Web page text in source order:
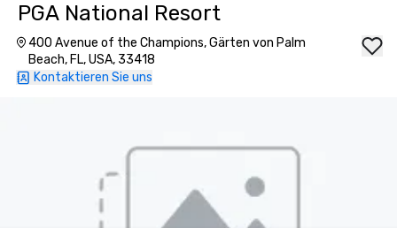
PGA National Resort
400 Avenue of the Champions, Gärten von Palm
Beach, FL, USA, 33418
Kontaktieren Sie uns